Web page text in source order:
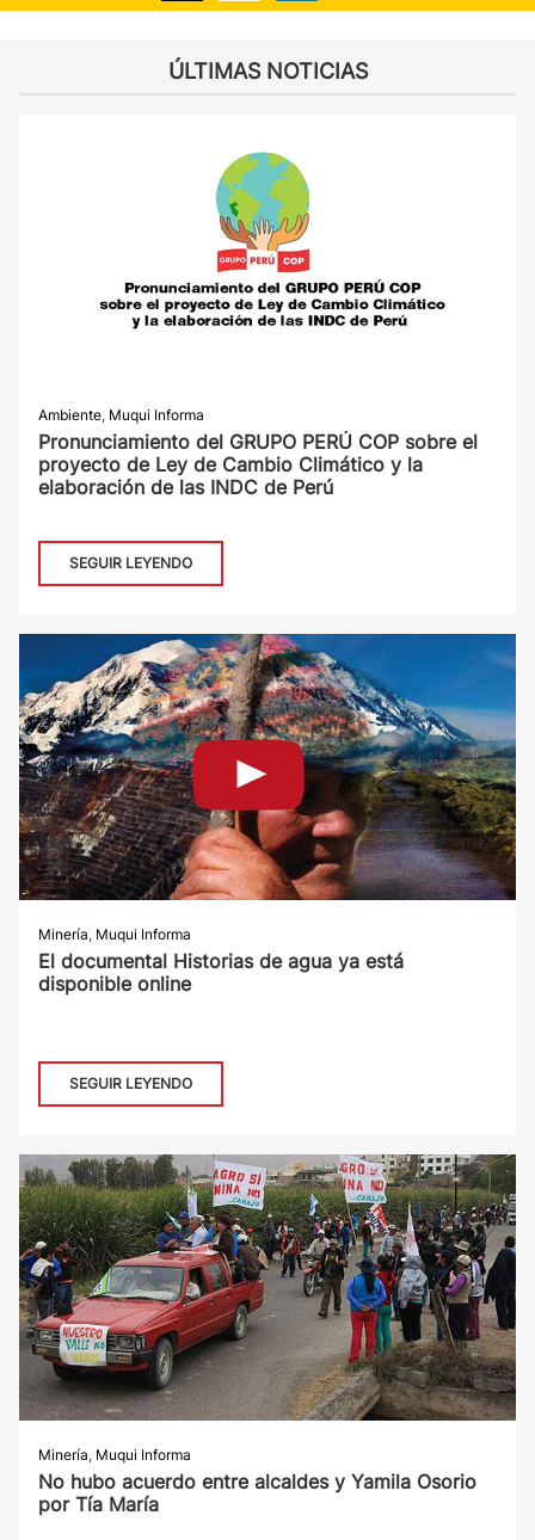
ÚLTIMAS NOTICIAS
Ambiente, Muqui Informa
Pronunciamiento del GRUPO PERÚ COP sobre el
proyecto de Ley de Cambio Climático y la
elaboración de las INDC de Perú
SEGUIR LEYENDO
Minería, Muqui Informa
El documental Historias de agua ya está
disponible online
SEGUIR LEYENDO
Minería, Muqui Informa
No hubo acuerdo entre alcaldes y Yamila Osorio
por Tía María